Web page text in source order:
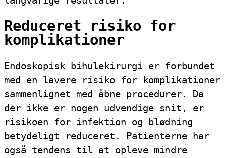
Reduceret risiko for
komplikationer
Endoskopisk bihulekirurgi er forbundet
med en lavere risiko for komplikationer
sammenlignet med åbne procedurer. Da
der ikke er nogen udvendige snit, er
risikoen for infektion og blødning
betydeligt reduceret. Patienterne har
også tendens til at opleve mindre